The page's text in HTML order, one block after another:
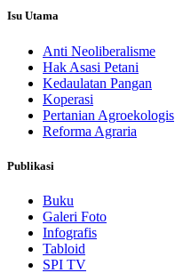
Isu Utama
Anti Neoliberalisme
Hak Asasi Petani
Kedaulatan Pangan
Koperasi
Pertanian Agroekologis
Reforma Agraria
Publikasi
Buku
Galeri Foto
Infografis
Tabloid
SPI TV